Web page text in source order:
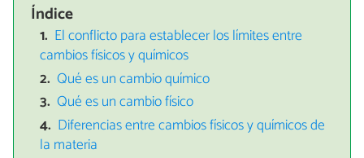
Índice
El conflicto para establecer los límites entre
cambios físicos y químicos
Qué es un cambio químico
Qué es un cambio físico
Diferencias entre cambios físicos y químicos de
la materia